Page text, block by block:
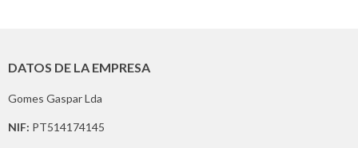
DATOS DE LA EMPRESA
Gomes Gaspar Lda
NIF: PT514174145